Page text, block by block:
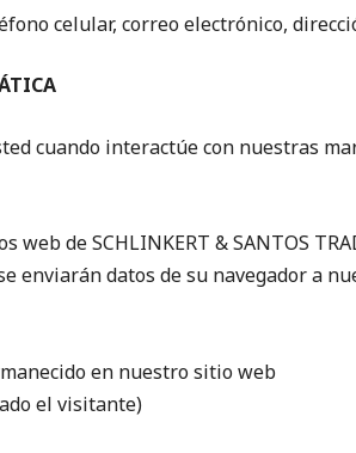
celular, correo electrónico,
cuando interactúe con nuestras
de SCHLINKERT & SANTOS
datos de su navegador a
en nuestro sitio web
el visitante)